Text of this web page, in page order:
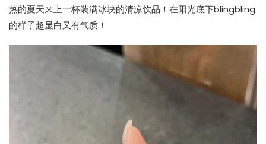
热的夏天来上一杯装满冰块的清凉饮品！在阳光底下blingbling
的样子超显白又有气质！